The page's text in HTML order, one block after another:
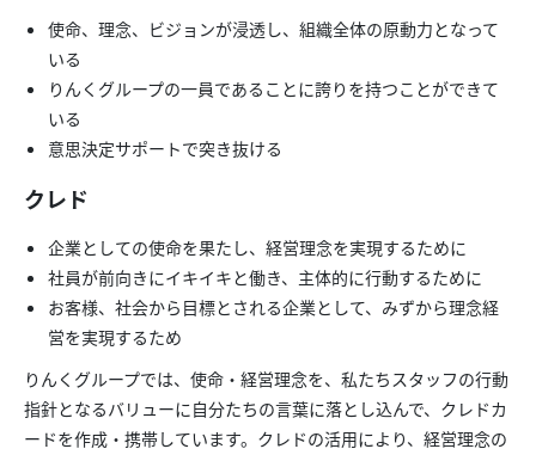
使命、理念、ビジョンが浸透し、組織全体の原動力となって
いる
りんくグループの一員であることに誇りを持つことができて
いる
意思決定サポートで突き抜ける
クレド
企業としての使命を果たし、経営理念を実現するために
社員が前向きにイキイキと働き、主体的に行動するために
お客様、社会から目標とされる企業として、みずから理念経
営を実現するため
りんくグループでは、使命・経営理念を、私たちスタッフの行動
指針となるバリューに自分たちの言葉に落とし込んで、クレドカ
ードを作成・携帯しています。クレドの活用により、経営理念の